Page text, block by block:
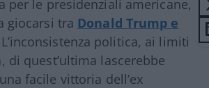
per le presidenziali americane,
giocarsi tra Donald Trump e
politica, ai limiti
di quest’ultima lascerebbe
facile vittoria dell’ex